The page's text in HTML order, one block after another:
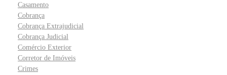
Casamento
Cobrança
Cobrança Extrajudicial
Cobrança Judicial
Comércio Exterior
Corretor de Imóveis
Crimes